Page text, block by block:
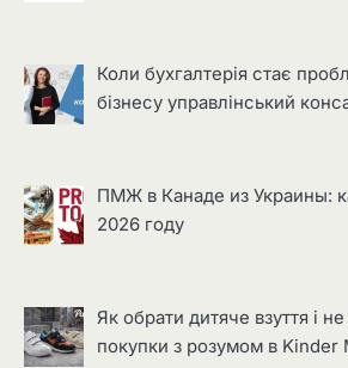
Коли бухгалтерія стає
бізнесу управлінський
ПМЖ в Канаде из Украины:
2026 году
Як обрати дитяче взуття і
покупки з розумом в Kinder